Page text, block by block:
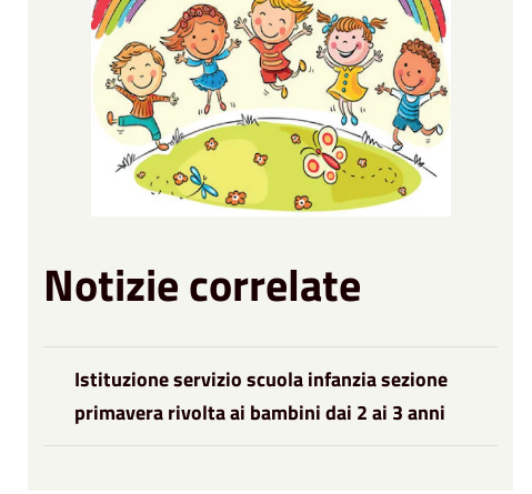
Notizie correlate
Istituzione servizio scuola infanzia sezione
primavera rivolta ai bambini dai 2 ai 3 anni